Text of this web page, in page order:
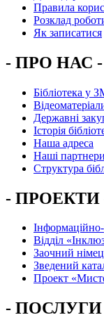
Правила
Розклад
Як записатися
- ПРО НАС -
Бібліотека у
Державні
Історія
Наша адреса
Наші партнери
Структура
- ПРОЕКТИ
Вiддiл
Заочний
Зведений
Проект
- ПОСЛУГИ